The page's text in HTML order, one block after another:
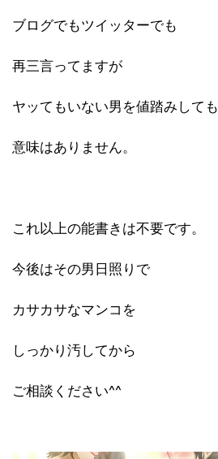
ブログでもツイッターでも
再三言ってますが
ヤッてもいない男を値踏みしても
意味はありません。
これ以上の能書きは不要です。
今後はその男日照りで
カサカサなマンコを
しっかり汚してから
ご相談ください^^